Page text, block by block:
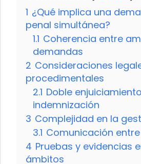
1 ¿Qué implica una
penal simultánea?
1.1 Coherencia entre
demandas
2 Consideraciones
procedimentales
2.1 Doble
indemnización
3 Complejidad en la
3.1 Comunicación
4 Pruebas y evidencias
ámbitos